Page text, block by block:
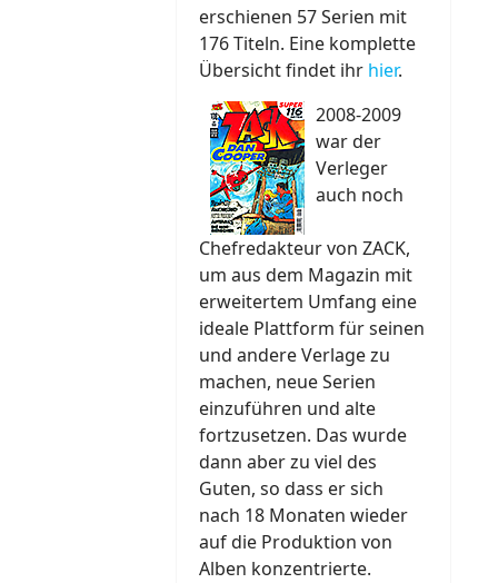
erschienen 57 Serien mit
176 Titeln. Eine komplette
Übersicht findet ihr hier.
2008-2009
war der
Verleger
auch noch
Chefredakteur von ZACK,
um aus dem Magazin mit
erweitertem Umfang eine
ideale Plattform für seinen
und andere Verlage zu
machen, neue Serien
einzuführen und alte
fortzusetzen. Das wurde
dann aber zu viel des
Guten, so dass er sich
nach 18 Monaten wieder
auf die Produktion von
Alben konzentrierte.